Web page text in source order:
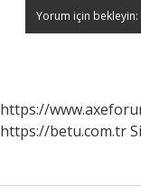
https://
https://betu.com.tr